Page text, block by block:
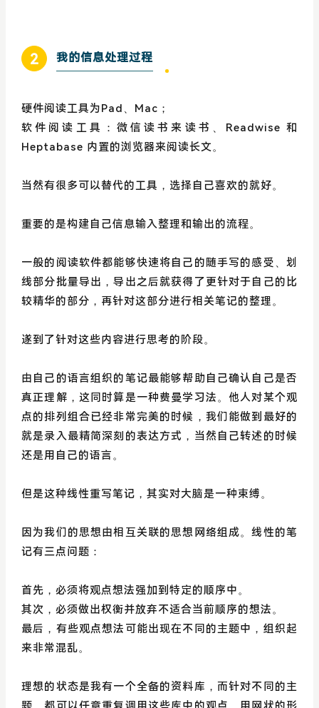
2 我的信息处理过程
硬件阅读工具为Pad、Mac；
软件阅读工具：微信读书来读书、Readwise 和
Heptabase 内置的浏览器来阅读长文。
当然有很多可以替代的工具，选择自己喜欢的就好。
重要的是构建自己信息输入整理和输出的流程。
一般的阅读软件都能够快速将自己的随手写的感受、划
线部分批量导出，导出之后就获得了更针对于自己的比
较精华的部分，再针对这部分进行相关笔记的整理。
遂到了针对这些内容进行思考的阶段。
由自己的语言组织的笔记最能够帮助自己确认自己是否
真正理解，这同时算是一种费曼学习法。他人对某个观
点的排列组合已经非常完美的时候，我们能做到最好的
就是录入最精简深刻的表达方式，当然自己转述的时候
还是用自己的语言。
但是这种线性重写笔记，其实对大脑是一种束缚。
因为我们的思想由相互关联的思想网络组成。线性的笔
记有三点问题：
首先，必须将观点想法强加到特定的顺序中。
其次，必须做出权衡并放弃不适合当前顺序的想法。
最后，有些观点想法可能出现在不同的主题中，组织起
来非常混乱。
理想的状态是我有一个全备的资料库，而针对不同的主